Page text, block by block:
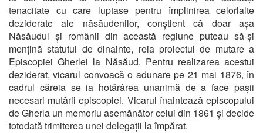
tenacitate cu care luptase pentru împlinirea celorlalte
deziderate ale năsăudenilor, conștient că doar așa
Năsăudul și românii din această regiune puteau să-și
mențină statutul de dinainte, reia proiectul de mutare a
Episcopiei Gherlei la Năsăud. Pentru realizarea acestui
deziderat, vicarul convoacă o adunare pe 21 mai 1876, în
cadrul căreia se ia hotărârea unanimă de a face pașii
necesari mutării episcopiei. Vicarul înaintează episcopului
de Gherla un memoriu asemănător celui din 1861 și decide
totodată trimiterea unei delegații la împărat.